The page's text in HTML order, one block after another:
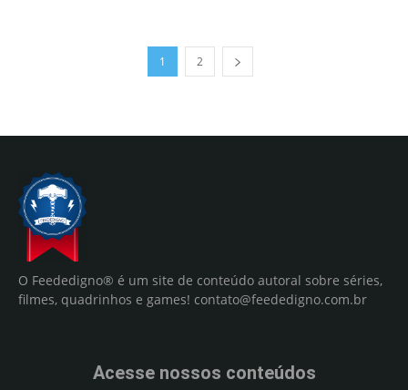
1 2
O Feededigno® é um site de conteúdo autoral sobre séries,
filmes, quadrinhos e games! contato@feededigno.com.br
Acesse nossos conteúdos